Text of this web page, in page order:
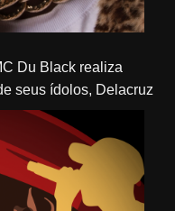
seus ídolos, Delacruz